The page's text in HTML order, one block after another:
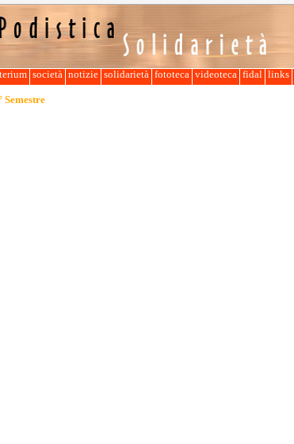
società notizie solidarietà fototeca videoteca fidal links
Semestre